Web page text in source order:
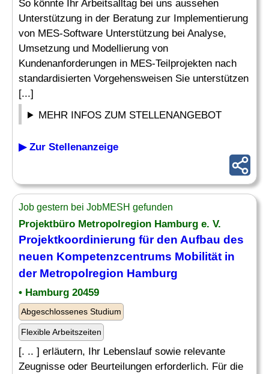
So könnte Ihr Arbeitsalltag bei uns aussehen
Unterstützung in der Beratung zur Implementierung
von MES-Software Unterstützung bei Analyse,
Umsetzung und Modellierung von
Kundenanforderungen in MES-Teilprojekten nach
standardisierten Vorgehensweisen Sie unterstützen
[...]
MEHR INFOS ZUM STELLENANGEBOT
▶ Zur Stellenanzeige
Job gestern bei JobMESH gefunden
Projektbüro Metropolregion Hamburg e. V.
Projektkoordinierung für den Aufbau des
neuen Kompetenzcentrums Mobilität in
der Metropolregion Hamburg
• Hamburg 20459
Abgeschlossenes Studium
Flexible Arbeitszeiten
[. .. ] erläutern, Ihr Lebenslauf sowie relevante
Zeugnisse oder Beurteilungen erforderlich. Für die